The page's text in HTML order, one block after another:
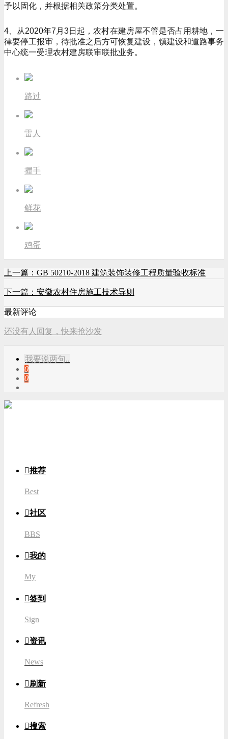
予以固化，并根据相关政策分类处置。
4、从2020年7月3日起，农村在建房屋不管是否占用耕地，一
律要停工报审，待批准之后方可恢复建设，镇建设和道路事务
中心统一受理农村建房联审联批业务。
路过
雷人
握手
鲜花
鸡蛋
上一篇：GB 50210-2018 建筑装饰装修工程质量验收标准
下一篇：安徽农村住房施工技术导则
最新评论
还没有人回复，快来抢沙发
我要说两句..
0
0
推荐
Best
社区
BBS
我的
My
签到
Sign
资讯
News
刷新
Refresh
搜索